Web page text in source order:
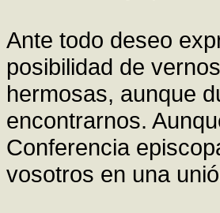
Ante todo deseo
posibilidad de
hermosas, aunque
encontrarnos.
Conferencia
vosotros en una